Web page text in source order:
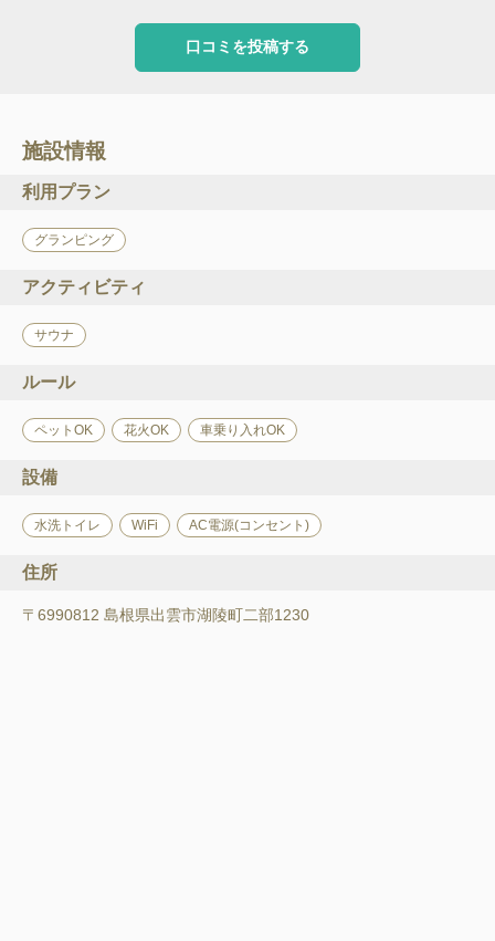
口コミを投稿する
施設情報
利用プラン
グランピング
アクティビティ
サウナ
ルール
ペットOK 花火OK 車乗り入れOK
設備
水洗トイレ WiFi AC電源(コンセント)
住所
〒6990812 島根県出雲市湖陵町二部1230